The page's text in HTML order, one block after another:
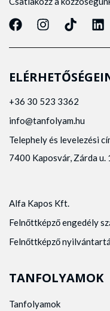
+36 30 523 3362
info@tanfolyam.hu
Telephely és levelezési
7400 Kaposvár, Zárda u.
Alfa Kapos Kft.
Felnőttképző engedély
Felnőttképző
TANFOLYAMOK
Tanfolyamok